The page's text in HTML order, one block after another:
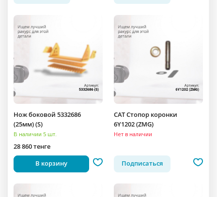
Нож боковой 5332686
(25мм) (S)
В наличии 5 шт.
28 860 тенге
В корзину
CAT Стопор коронки
6Y1202 (ZMG)
Нет в наличии
Подписаться